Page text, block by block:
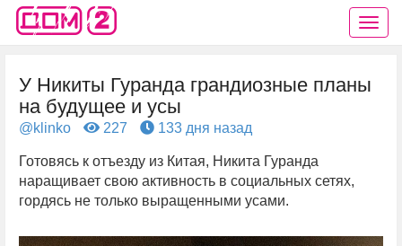
У Никиты Гуранда грандиозные планы
на будущее и усы
@klinko 227 133 дня назад
Готовясь к отъезду из Китая, Никита Гуранда
наращивает свою активность в социальных сетях,
гордясь не только выращенными усами.